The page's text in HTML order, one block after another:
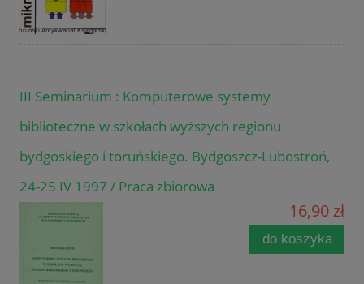
III Seminarium : Komputerowe systemy
biblioteczne w szkołach wyższych regionu
bydgoskiego i toruńskiego. Bydgoszcz-Lubostroń,
24-25 IV 1997 / Praca zbiorowa
16,90 zł
do koszyka